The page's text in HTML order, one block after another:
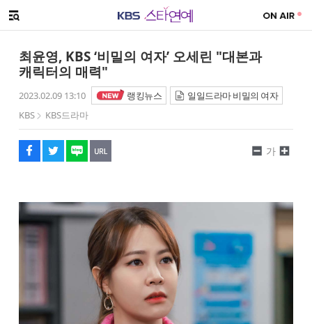
메뉴 열기
최윤영, KBS ‘비밀의 여자’ 오세린 "대본과
캐릭터의 매력"
2023.02.09 13:10 랭킹뉴스
일일드라마 비밀의 여자
KBS
KBS드라마
페이스북
트위터
네이버
URL복사
글씨 작게보기
가
글씨 크게보기